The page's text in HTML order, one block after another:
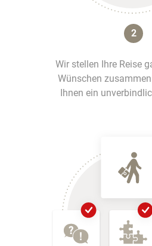
2
Wir stellen Ihre Reise
Wünschen
Ihnen ein